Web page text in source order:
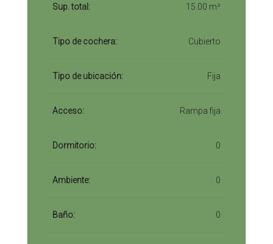
Sup. total: 15.00 m²
Tipo de cochera: Cubierto
Tipo de ubicación: Fija
Acceso: Rampa fija
Dormitorio: 0
Ambiente: 0
Baño: 0